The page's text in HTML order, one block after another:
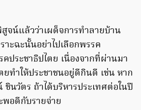
จน์แล้วว่าเผด็จการทำลายบ้าน
าะฉะนั้นอย่าไปเลือกพรรค
คประชาธิปไตย เนื่องจากที่ผ่านมา
ยทำให้ประชาชนอยู่ดีกินดี เช่น หาก
นวัตร ถ้าได้บริหารประเทศต่อในปี
พอดีกับรายจ่าย